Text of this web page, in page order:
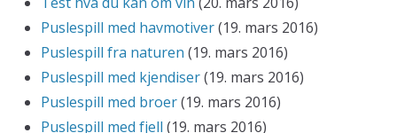
Puslespill med havmotiver(19. mars 2016)
Puslespill fra naturen (19. mars 2016)
Puslespill med kjendiser(19. mars 2016)
Puslespill med broer(19. mars 2016)
Puslespill med fjell (19. mars 2016)